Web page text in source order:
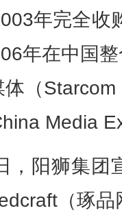
年完全收
年在中国
（
Media
，阳狮集团
（琢品